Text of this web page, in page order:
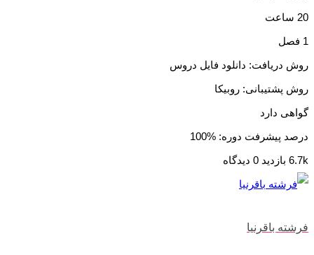
20 ساعت
1 فصل
روش دریافت: دانلود فایل دروس
روش پشتیبانی: روبیکا
گواهی دارد
درصد پیشرفت دوره: %100
6.7k بازدید
فرشته باقرنیا